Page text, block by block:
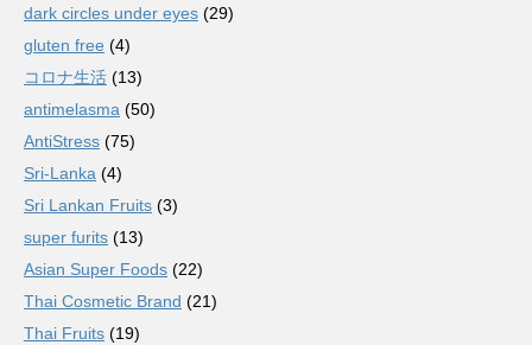
dark circles under eyes (29)
gluten free (4)
コロナ生活 (13)
antimelasma (50)
AntiStress (75)
Sri-Lanka (4)
Sri Lankan Fruits (3)
super furits (13)
Asian Super Foods (22)
Thai Cosmetic Brand (21)
Thai Fruits (19)